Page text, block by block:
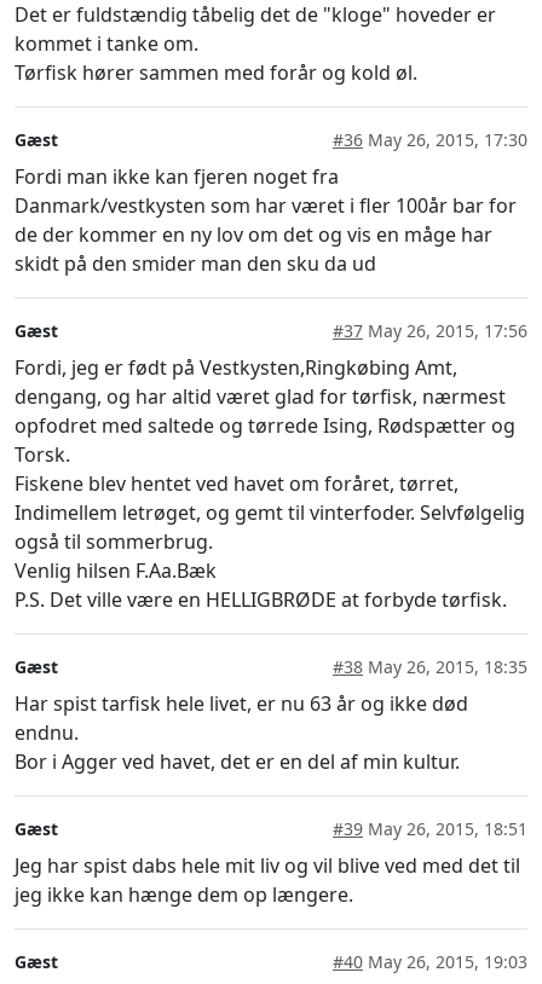
Det er fuldstændig tåbelig det de "kloge" hoveder er
kommet i tanke om.
Tørfisk hører sammen med forår og kold øl.
Gæst #36 May 26, 2015, 17:30
Fordi man ikke kan fjeren noget fra
Danmark/vestkysten som har været i fler 100år bar for
de der kommer en ny lov om det og vis en måge har
skidt på den smider man den sku da ud
Gæst #37 May 26, 2015, 17:56
Fordi, jeg er født på Vestkysten,Ringkøbing Amt,
dengang, og har altid været glad for tørfisk, nærmest
opfodret med saltede og tørrede Ising, Rødspætter og
Torsk.
Fiskene blev hentet ved havet om foråret, tørret,
Indimellem letrøget, og gemt til vinterfoder. Selvfølgelig
også til sommerbrug.
Venlig hilsen F.Aa.Bæk
P.S. Det ville være en HELLIGBRØDE at forbyde tørfisk.
Gæst #38 May 26, 2015, 18:35
Har spist tarfisk hele livet, er nu 63 år og ikke død
endnu.
Bor i Agger ved havet, det er en del af min kultur.
Gæst #39 May 26, 2015, 18:51
Jeg har spist dabs hele mit liv og vil blive ved med det til
jeg ikke kan hænge dem op længere.
Gæst #40 May 26, 2015, 19:03